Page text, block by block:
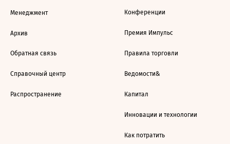
Менеджмент
Архив
Обратная связь
Справочный центр
Распространение
Конференции
Премия Импульс
Правила торговли
Ведомости&
Капитал
Инновации и технологии
Как потратить